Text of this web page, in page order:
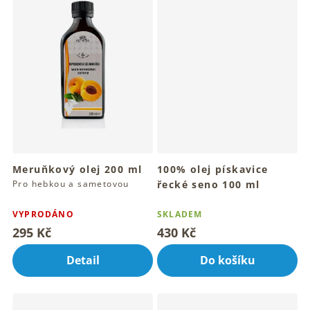
Meruňkový olej 200 ml
Pro hebkou a sametovou
VYPRODÁNO
295 Kč
Detail
100% olej pískavice
řecké seno 100 ml
pleť a vlasy
SKLADEM
430 Kč
Do košíku